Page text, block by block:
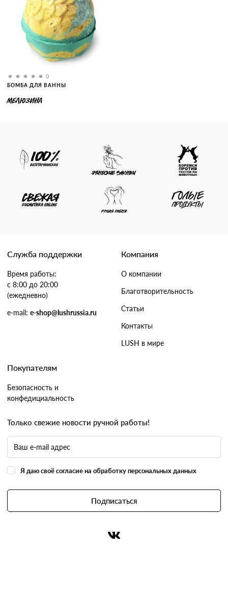
0
БОМБА ДЛЯ ВАННЫ
МЕЛЮЗИНА
Служба поддержки
Время работы:
с 8:00 до 20:00
(ежедневно)
e-mail: e-shop@lushrussia.ru
Компания
О компании
Благотворительность
Статьи
Контакты
LUSH в мире
Покупателям
Безопасность и
конфедициальность
Только свежие новости ручной работы!
Я даю своё согласие на обработку персональных данных
Подписаться